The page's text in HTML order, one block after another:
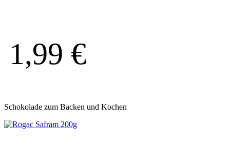
1,99 €
Schokolade zum Backen und Kochen